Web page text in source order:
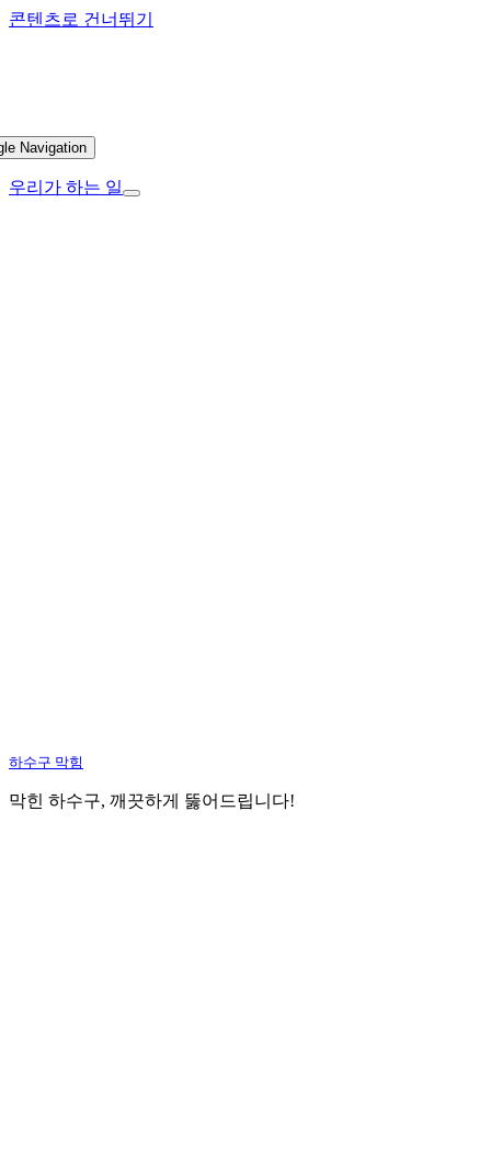
콘텐츠로 건너뛰기
Navigation
우리가 하는 일
하수구 막힘
막힌 하수구, 깨끗하게 뚫어드립니다!